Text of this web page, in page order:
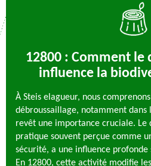
12800 : Comment le
influence la
À Steis elagueur, nous
débroussaillage, notamment dans
revêt une importance cruciale. Le
pratique souvent perçue comme
sécurité, a une influence
En 12800, cette activité modifie